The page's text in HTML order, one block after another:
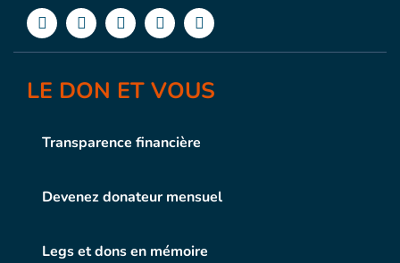
LE DON ET VOUS
Transparence financière
Devenez donateur mensuel
Legs et dons en mémoire